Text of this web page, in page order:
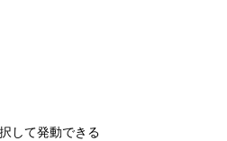
して発動できる